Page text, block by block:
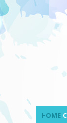
HOME